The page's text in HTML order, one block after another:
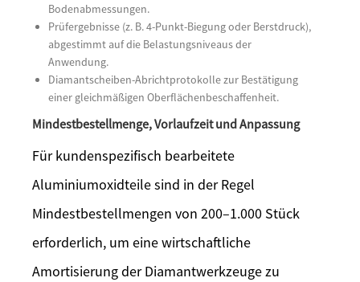
Bodenabmessungen.
Prüfergebnisse (z. B. 4-Punkt-Biegung oder Berstdruck),
abgestimmt auf die Belastungsniveaus der
Anwendung.
Diamantscheiben-Abrichtprotokolle zur Bestätigung
einer gleichmäßigen Oberflächenbeschaffenheit.
Mindestbestellmenge, Vorlaufzeit und Anpassung
Für kundenspezifisch bearbeitete
Aluminiumoxidteile sind in der Regel
Mindestbestellmengen von 200–1.000 Stück
erforderlich, um eine wirtschaftliche
Amortisierung der Diamantwerkzeuge zu